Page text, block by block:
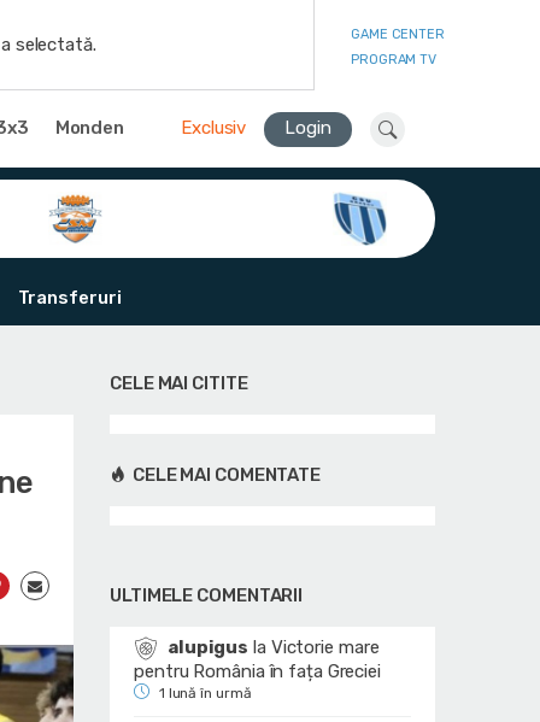
selectată.
GAME CENTER
PROGRAM TV
Monden Exclusiv Login
Transferuri
CELE MAI CITITE
CELE MAI COMENTATE
ULTIMELE COMENTARII
alupigus la Victorie mare
pentru România în fața Greciei
1 lună în urmă